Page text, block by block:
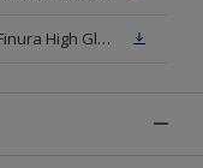
Veiligheidsinformatieblad Rubbol Finura High Gloss N00 (MSDS)